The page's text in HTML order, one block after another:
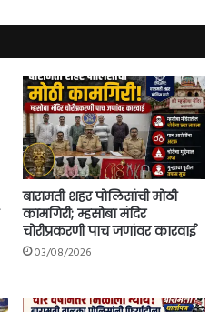
बारामती शहर पोलिसांची मोठी
कामगिरी; म्हसोबा मंदिर
चोरीप्रकरणी पाच जणांवर कारवाई
03/08/2026